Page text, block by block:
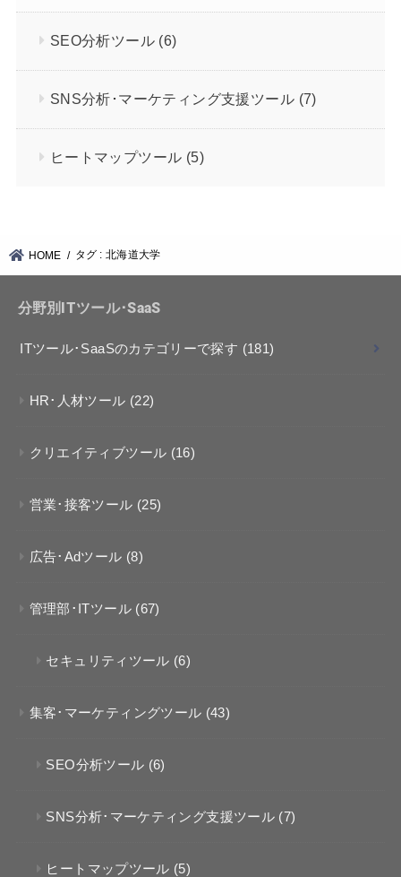
SEO分析ツール (6)
SNS分析･マーケティング支援ツール (7)
ヒートマップツール (5)
HOME タグ : 北海道大学
分野別ITツール･SaaS
ITツール･SaaSのカテゴリーで探す (181)
HR･人材ツール (22)
クリエイティブツール (16)
営業･接客ツール (25)
広告･Adツール (8)
管理部･ITツール (67)
セキュリティツール (6)
集客･マーケティングツール (43)
SEO分析ツール (6)
SNS分析･マーケティング支援ツール (7)
ヒートマップツール (5)